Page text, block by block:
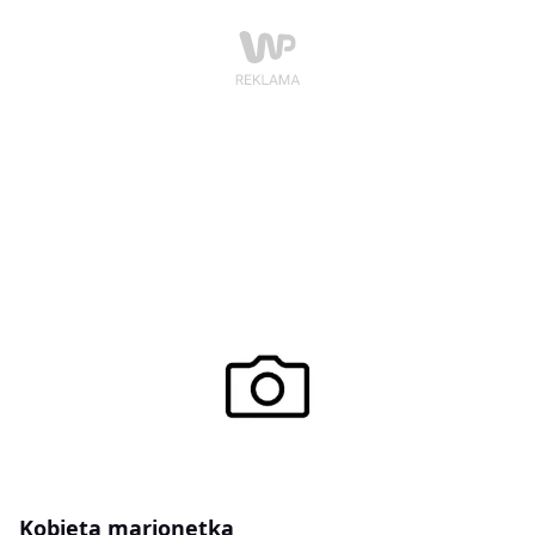
Kobieta marionetka